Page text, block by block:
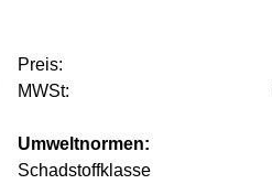
Preis:
MWSt:
Umweltnormen:
Schadstoffklasse